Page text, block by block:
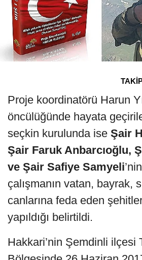
Proje koordinatörü Harun
öncülüğünde hayata
seçkin kurulunda ise Şair
Şair Faruk Anbarcıoğlu,
ve Şair Safiye Samyeli
çalışmanın vatan, bayrak,
canlarına feda eden
yapıldığı belirtildi.
Hakkari’nin Şemdinli ilçesi